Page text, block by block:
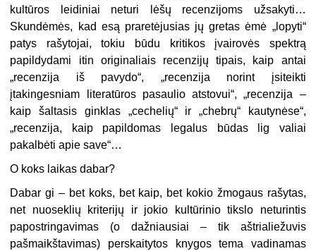
kultūros leidiniai neturi lėšų recenzijoms užsakyti…
Skundėmės, kad esą praretėjusias jų gretas ėmė „lopyti“
patys rašytojai, tokiu būdu kritikos įvairovės spektrą
papildydami itin originaliais recenzijų tipais, kaip antai
„recenzija iš pavydo“, „recenzija norint įsiteikti
įtakingesniam literatūros pasaulio atstovui“, „recenzija –
kaip šaltasis ginklas „cechelių“ ir „chebrų“ kautynėse“,
„recenzija, kaip papildomas legalus būdas lig valiai
pakalbėti apie save“…
O koks laikas dabar?
Dabar gi – bet koks, bet kaip, bet kokio žmogaus rašytas,
net nuoseklių kriterijų ir jokio kultūrinio tikslo neturintis
papostringavimas (o dažniausiai – tik aštrialiežuvis
pašmaikštavimas) perskaitytos knygos tema vadinamas